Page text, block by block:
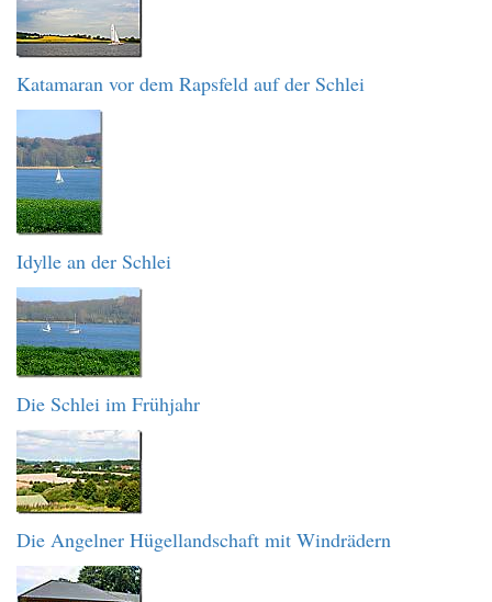
Katamaran vor dem Rapsfeld auf der Schlei
Idylle an der Schlei
Die Schlei im Frühjahr
Die Angelner Hügellandschaft mit Windrädern